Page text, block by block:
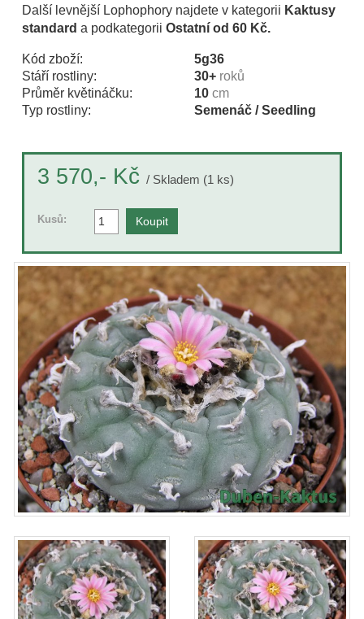
Další levnější Lophophory najdete v kategorii Kaktusy
standard a podkategorii Ostatní od 60 Kč.
Kód zboží:
5g36
Stáří rostliny:
30+ roků
Průměr květináčku:
10 cm
Typ rostliny:
Semenáč / Seedling
3 570,- Kč / Skladem (1 ks)
Kusů: